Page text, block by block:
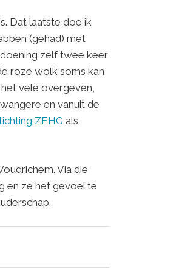
Dat laatste doe ik
(gehad) met
zelf twee keer
roze wolk soms kan
vele overgeven,
en vanuit de
ZEHG als
Via die
en ze het gevoel te